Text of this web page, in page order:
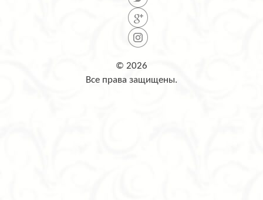
© 2026
Все права защищены.